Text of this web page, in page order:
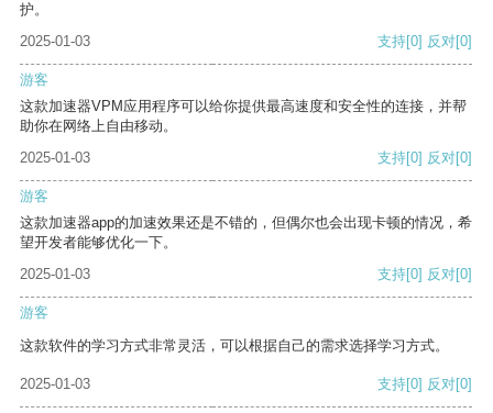
护。
2025-01-03
支持[0] 反对[0]
游客
这款加速器VPM应用程序可以给你提供最高速度和安全性的连接，并帮
助你在网络上自由移动。
2025-01-03
支持[0] 反对[0]
游客
这款加速器app的加速效果还是不错的，但偶尔也会出现卡顿的情况，希
望开发者能够优化一下。
2025-01-03
支持[0] 反对[0]
游客
这款软件的学习方式非常灵活，可以根据自己的需求选择学习方式。
2025-01-03 支持[0] 反对[0]